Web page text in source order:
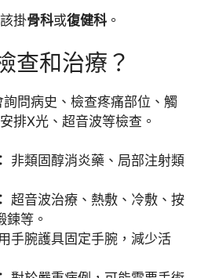
掛骨科或復健科 。
查和治療？
詢問病史、檢查疼痛部位、觸
排X光、超音波等檢查。
非類固醇消炎藥、局部注射類
超音波治療、熱敷、冷敷、按
鍊等。
手腕護具固定手腕，減少活